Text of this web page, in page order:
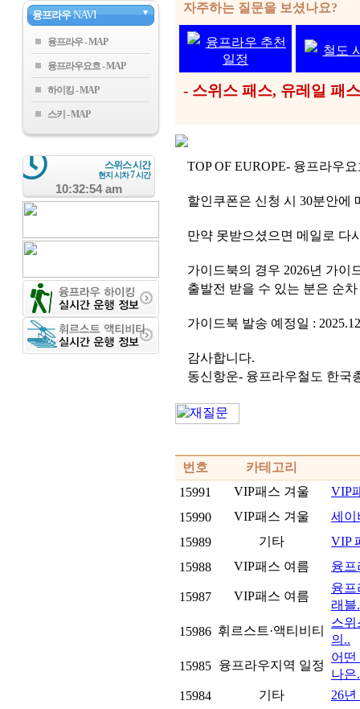
융프라우 NAVI ▼
융프라우
융프라우요흐
하이킹
스키
스위스 시간
현지 시차7시간
10:32:55 am
자주하는 질문을 보셨나요?
융프라우 추천
일정
철도
- 스위스 패스, 유레일 패
TOP OF EUROPE- 융프라우
할인쿠폰은 신청 시 30분안에
만약 못받으셨으면 메일로 다
가이드북의 경우 2026년 가이
출발전 받을 수 있는 분은 순
가이드북 발송 예정일 :
감사합니다.
동신항운- 융프라우철도 한국
번호
카테고리
15991
VIP패스 겨울
VIP
15990
VIP패스 겨울
세이
15989
기타
VIP
15988
VIP패스 여름 융프
15987 VIP패스 여름
융프
래블
15986 휘르스트·액티비티
스위
의..
15985 융프라우지역 일정
어떤
나은
15984
기타 26